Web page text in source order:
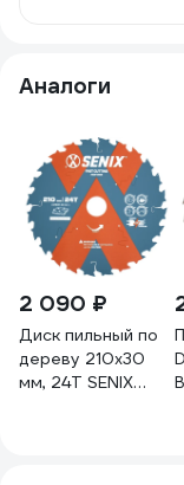
Аналоги
2 090 ₽
Диск пильный по
дереву 210х30
мм, 24Т SENIX